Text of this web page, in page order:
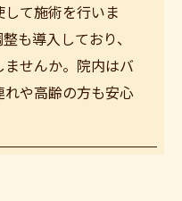
て施術を行いま
も導入しており、
せんか。院内はバ
れや高齢の方も安心